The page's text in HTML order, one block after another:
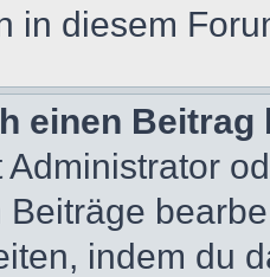
in diesem
einen
indem du